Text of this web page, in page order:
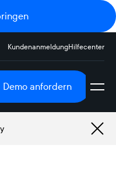
KundenanmeldungHilfecenter
Demo anfordern